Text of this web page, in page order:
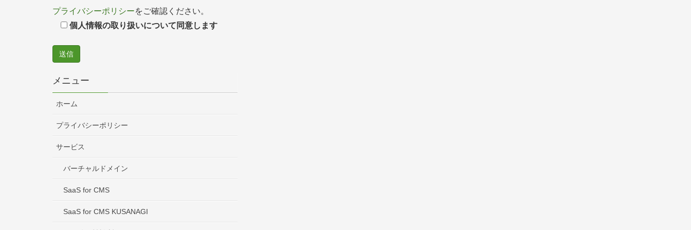
プライバシーポリシーをご確認ください。
個人情報の取り扱いについて同意します
メニュー
ホーム
プライバシーポリシー
サービス
バーチャルドメイン
SaaS for CMS
SaaS for CMS KUSANAGI